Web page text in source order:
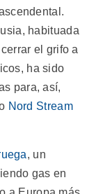
habituada
el grifo a
ha sido
para, así,
Nord Stream
, un
gas en